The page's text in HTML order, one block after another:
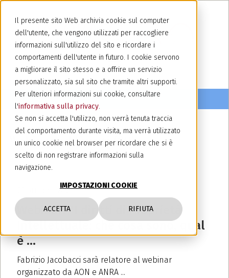
Il presente sito Web archivia cookie sul computer
dell'utente, che vengono utilizzati per raccogliere
informazioni sull'utilizzo del sito e ricordare i
comportamenti dell'utente in futuro. I cookie servono
a migliorare il sito stesso e a offrire un servizio
personalizzato, sia sul sito che tramite altri supporti.
Per ulteriori informazioni sui cookie, consultare
l'informativa sulla privacy.
Se non si accetta l'utilizzo, non verrà tenuta traccia
del comportamento durante visita, ma verrà utilizzato
un unico cookie nel browser per ricordare che si è
scelto di non registrare informazioni sulla
navigazione.
IMPOSTAZIONI COOKIE
ACCETTA RIFIUTA
Webinar ed Eventi (20)
21 ottobre 2021
Webinar: "I diritti di Proprietà
Intellettuale: che cosa sono, qual
è ...
Fabrizio Jacobacci sarà relatore al webinar
organizzato da AON e ANRA ...